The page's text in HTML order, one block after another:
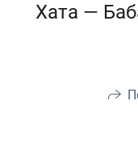
Хата —